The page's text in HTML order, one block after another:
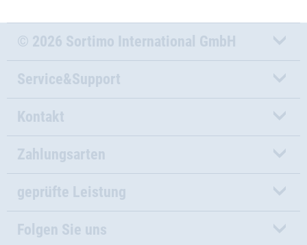
© 2026 Sortimo International GmbH
Service&Support
Kontakt
Zahlungsarten
geprüfte Leistung
Folgen Sie uns